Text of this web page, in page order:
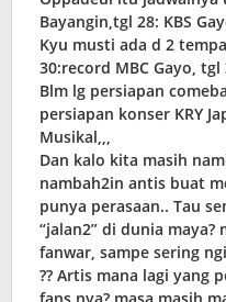
Bayangin,tgl 28: KBS
Kyu musti ada d 2
30:record MBC Gayo,
Blm lg persiapan
persiapan konser KRY
Musikal,,,
Dan kalo kita masih
nambah2in antis buat
punya perasaan.. Tau
“jalan2” di dunia
fanwar, sampe sering
?? Artis mana lagi yang